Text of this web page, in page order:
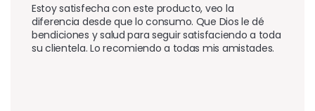
Estoy satisfecha con este producto, veo la
diferencia desde que lo consumo. Que Dios le dé
bendiciones y salud para seguir satisfaciendo a toda
su clientela. Lo recomiendo a todas mis amistades.